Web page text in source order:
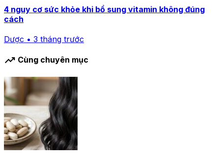
4 nguy cơ sức khỏe khi bổ sung vitamin không đúng
cách
Dược • 3 tháng trước
trending_up Cùng chuyên mục